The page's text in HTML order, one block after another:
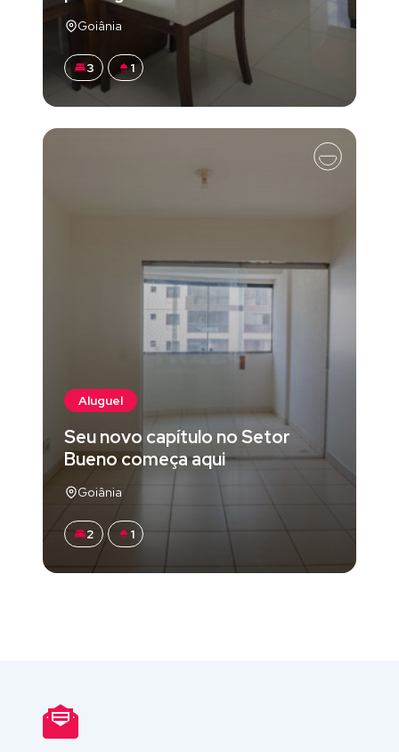
Goiânia
3 1
Aluguel
Seu novo capítulo no Setor
Bueno começa aqui
Goiânia
2 1